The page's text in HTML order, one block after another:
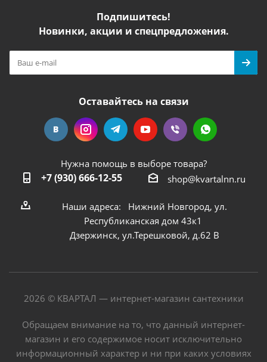
Подпишитесь!
Новинки, акции и спецпредложения.
Оставайтесь на связи
Нужна помощь в выборе товара?
+7 (930) 666-12-55 shop@kvartalnn.ru
Наши адреса: Нижний Новгород, ул.
Республиканская дом 43к1
Дзержинск, ул.Терешковой, д.62 В
2026 © КВАРТАЛ — интернет-магазин сантехники
Обращаем внимание на то, что данный интернет-
магазин и его содержимое носит исключительно
информационный характер и ни при каких условиях